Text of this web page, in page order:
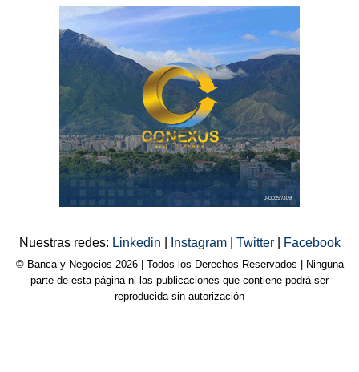
Nuestras redes: Linkedin Instagram Twitter Facebook
© Banca y Negocios 2026 | Todos los Derechos Reservados | Ninguna
parte de esta página ni las publicaciones que contiene podrá ser
reproducida sin autorización